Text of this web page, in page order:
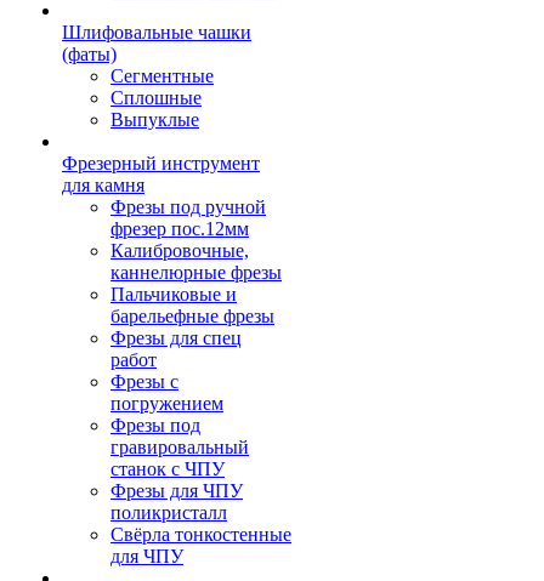
Шлифовальные чашки
(фаты)
Сегментные
Сплошные
Выпуклые
Фрезерный инструмент
для камня
Фрезы под ручной
фрезер пос.12мм
Калибровочные,
каннелюрные фрезы
Пальчиковые и
барельефные фрезы
Фрезы для спец
работ
Фрезы с
погружением
Фрезы под
гравировальный
станок с ЧПУ
Фрезы для ЧПУ
поликристалл
Свёрла тонкостенные
для ЧПУ